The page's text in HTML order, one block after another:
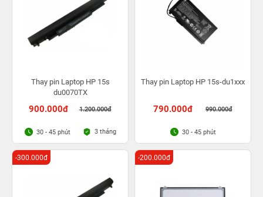
Thay pin Laptop HP 15s
du0070TX
900.000đ 1.200.000đ
30 - 45 phút 3 tháng
Thay pin Laptop HP 15s-du1xxx
790.000đ 990.000đ
30 - 45 phút
-300.000đ -200.000đ